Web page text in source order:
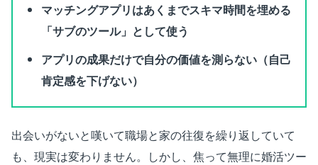
マッチングアプリはあくまでスキマ時間を埋める
「サブのツール」として使う
アプリの成果だけで自分の価値を測らない（自己
肯定感を下げない）
出会いがないと嘆いて職場と家の往復を繰り返していて
も、現実は変わりません。しかし、焦って無理に婚活ツー